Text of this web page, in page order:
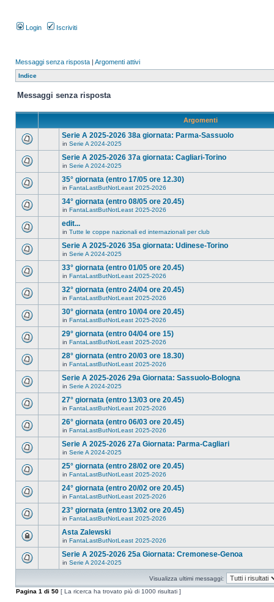
Login Iscriviti
Messaggi senza risposta | Argomenti attivi
Indice
Messaggi senza risposta
Argomenti
Serie A 2025-2026 38a giornata: Parma-Sassuolo
in Serie A 2024-2025
Serie A 2025-2026 37a giornata: Cagliari-Torino
in Serie A 2024-2025
35° giornata (entro 17/05 ore 12.30)
in FantaLastButNotLeast 2025-2026
34° giornata (entro 08/05 ore 20.45)
in FantaLastButNotLeast 2025-2026
edit...
in Tutte le coppe nazionali ed internazionali per club
Serie A 2025-2026 35a giornata: Udinese-Torino
in Serie A 2024-2025
33° giornata (entro 01/05 ore 20.45)
in FantaLastButNotLeast 2025-2026
32° giornata (entro 24/04 ore 20.45)
in FantaLastButNotLeast 2025-2026
30° giornata (entro 10/04 ore 20.45)
in FantaLastButNotLeast 2025-2026
29° giornata (entro 04/04 ore 15)
in FantaLastButNotLeast 2025-2026
28° giornata (entro 20/03 ore 18.30)
in FantaLastButNotLeast 2025-2026
Serie A 2025-2026 29a Giornata: Sassuolo-Bologna
in Serie A 2024-2025
27° giornata (entro 13/03 ore 20.45)
in FantaLastButNotLeast 2025-2026
26° giornata (entro 06/03 ore 20.45)
in FantaLastButNotLeast 2025-2026
Serie A 2025-2026 27a Giornata: Parma-Cagliari
in Serie A 2024-2025
25° giornata (entro 28/02 ore 20.45)
in FantaLastButNotLeast 2025-2026
24° giornata (entro 20/02 ore 20.45)
in FantaLastButNotLeast 2025-2026
23° giornata (entro 13/02 ore 20.45)
in FantaLastButNotLeast 2025-2026
Asta Zalewski
in FantaLastButNotLeast 2025-2026
Serie A 2025-2026 25a Giornata: Cremonese-Genoa
in Serie A 2024-2025
Visualizza ultimi messaggi:
Pagina 1 di 50 [ La ricerca ha trovato più di 1000 risultati ]